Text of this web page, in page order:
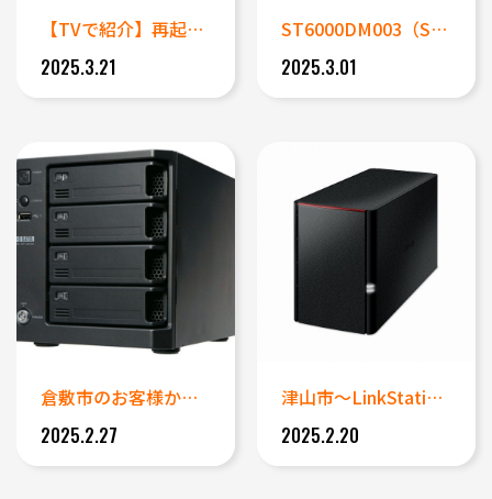
【TVで紹介】再起動を行うとデ...
2025.3.21
ST6000DM003（Sea...
2025.3.01
倉敷市のお客様からの郵送データ...
2025.2.27
津山市～LinkStation...
2025.2.20